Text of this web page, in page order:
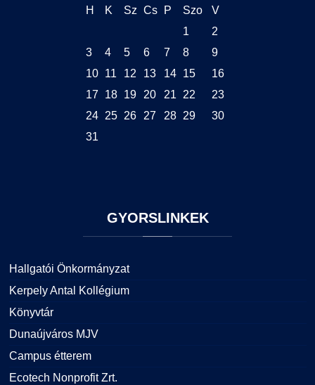
GY.I.K.
DUE Hallgatói laptop használati segédlet
Kerpely Antal Szakkollégium KASZK
Online Studium
Képzési Életpályamodell
Atomerőművi Képzési Bázis
H K Sz Cs P Szo
V
1
2
3
4 5 6 7 8
9
10
11 12 13 14 15
16
17
18 19 20 21 22
23
24
25 26 27 28 29
30
31
GYORSLINKEK
Hallgatói Önkormányzat
Kerpely Antal Kollégium
Könyvtár
Dunaújváros MJV
Campus étterem
Ecotech Nonprofit Zrt.